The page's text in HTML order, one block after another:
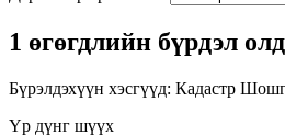
1 өгөгдлийн бүрдэл
Бүрэлдэхүүн хэсгүүд: Кадастр
Үр дүнг шүүх